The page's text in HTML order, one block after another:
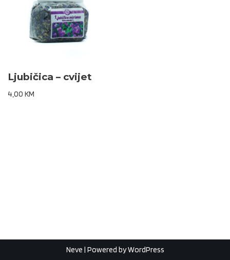
Ljubičica – cvijet
4,00 KM
Neve | Powered byWordPress